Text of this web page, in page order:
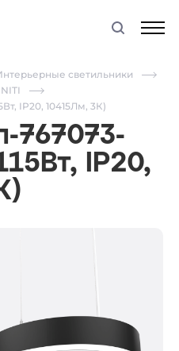
светильники
IP20, 10415Лм, 3К)
767073-
IP20,